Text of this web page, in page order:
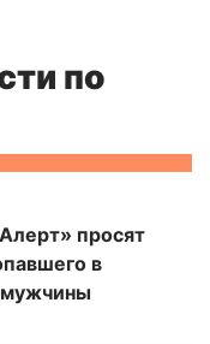
по
просят
в
мужчины